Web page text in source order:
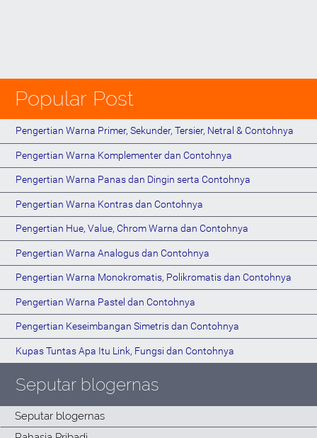
Popular Post
Pengertian Warna Primer, Sekunder, Tersier, Netral & Contohnya
Pengertian Warna Komplementer dan Contohnya
Pengertian Warna Panas dan Dingin serta Contohnya
Pengertian Warna Kontras dan Contohnya
Pengertian Hue, Value, Chrom Warna dan Contohnya
Pengertian Warna Analogus dan Contohnya
Pengertian Warna Monokromatis, Polikromatis dan Contohnya
Pengertian Warna Pastel dan Contohnya
Pengertian Keseimbangan Simetris dan Contohnya
Kupas Tuntas Apa Itu Link, Fungsi dan Contohnya
Seputar blogernas